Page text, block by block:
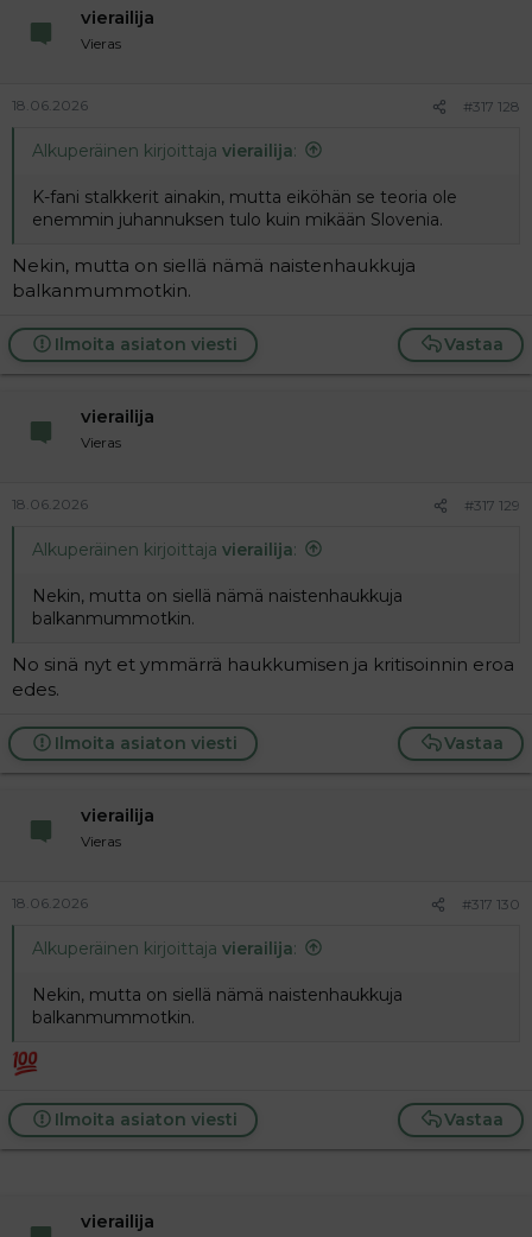
vierailija
Vieras
18.06.2026 #317 128
Alkuperäinen kirjoittaja vierailija:
K-fani stalkkerit ainakin, mutta eiköhän se teoria ole
enemmin juhannuksen tulo kuin mikään Slovenia.
Nekin, mutta on siellä nämä naistenhaukkuja
balkanmummotkin.
Vastaa
Ilmoita asiaton viesti
vierailija
Vieras
18.06.2026 #317 129
Alkuperäinen kirjoittaja vierailija:
Nekin, mutta on siellä nämä naistenhaukkuja
balkanmummotkin.
No sinä nyt et ymmärrä haukkumisen ja kritisoinnin eroa
edes.
Vastaa
Ilmoita asiaton viesti
vierailija
Vieras
18.06.2026 #317 130
Alkuperäinen kirjoittaja vierailija:
Nekin, mutta on siellä nämä naistenhaukkuja
balkanmummotkin.
Vastaa
Ilmoita asiaton viesti
vierailija